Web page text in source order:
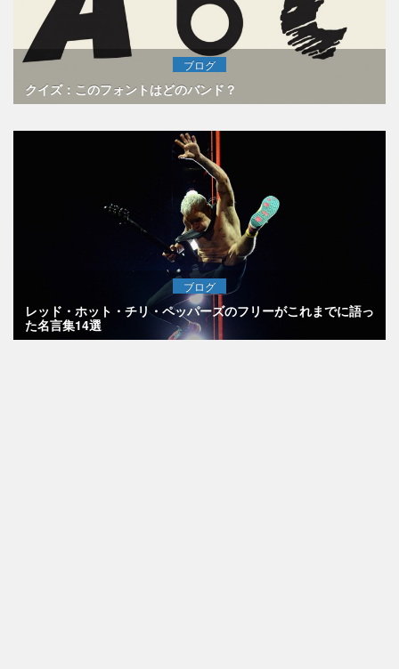
ブログ
クイズ：このフォントはどのバンド？
ブログ
レッド・ホット・チリ・ペッパーズのフリーがこれまでに語っ
た名言集14選